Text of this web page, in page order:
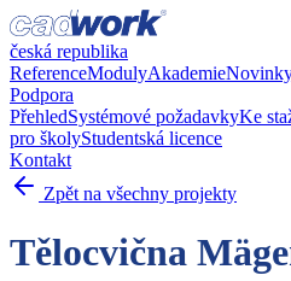
česká republika
ReferenceModulyAkademie
Podpora
PřehledSystémové požadavkyKe
pro školyStudentská licence
Kontakt
Zpět na všechny projekty
Tělocvična